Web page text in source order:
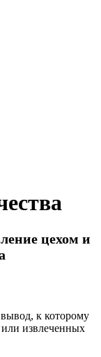
цехом и
к которому
извлеченных